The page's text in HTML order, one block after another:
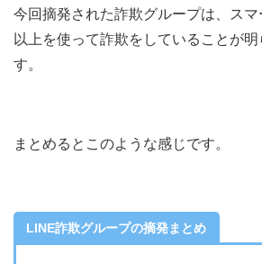
今回摘発された詐欺グループは、ス
以上を使って詐欺をしていることが明
す。
まとめるとこのような感じです。
LINE詐欺グループの摘発まとめ